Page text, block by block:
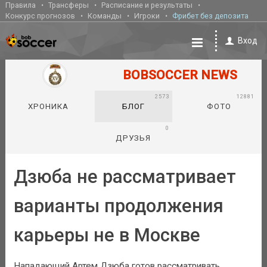
Правила Трансферы
Расписание и результаты
Конкурс прогнозов
Команды Игроки Фрибет без депозита
Вход
BOBSOCCER NEWS
ХРОНИКА БЛОГ
2573
ФОТО
12881
ДРУЗЬЯ
0
Дзюба не рассматривает
варианты продолжения
карьеры не в Москве